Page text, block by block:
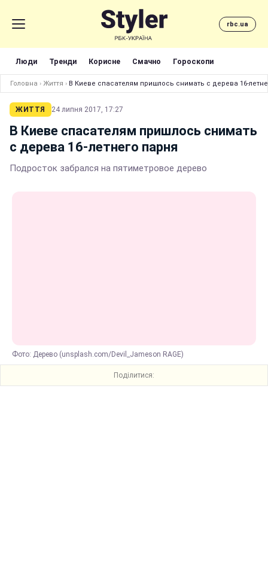
rbc.ua
Люди Тренди Корисне Смачно Гороскопи
Головна › Життя › В Киеве спасателям пришлось снимать с дерева 16-
ЖИТТЯ 24 липня 2017, 17:27
В Киеве спасателям пришлось снимать
с дерева 16-летнего парня
Подросток забрался на пятиметровое дерево
Фото: Дерево (unsplash.com/Devil_Jameson RAGE)
Поділитися: